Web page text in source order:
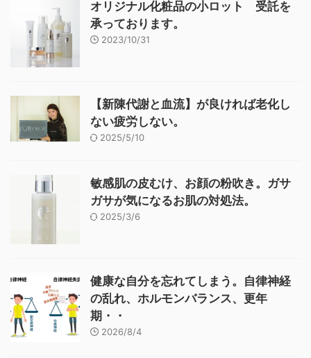
オリジナル化粧品の小ロット 受託を
承っております。
2023/10/31
【新陳代謝と血流】が良ければ老化し
ない疲労しない。
2025/5/10
敏感肌の皮むけ、お顔の粉吹き。ガサ
ガサが気になるお肌の対処法。
2025/3/6
健康な自分を忘れてしまう。自律神経
の乱れ、ホルモンバランス、更年
期・・
2026/8/4